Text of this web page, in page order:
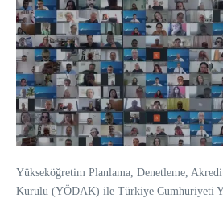
Yükseköğretim Planlama, Denetleme,
Kurulu (YÖDAK) ile Türkiye Cumhuriyeti